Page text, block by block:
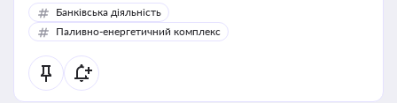
Банківська діяльність
Паливно-енергетичний комплекс